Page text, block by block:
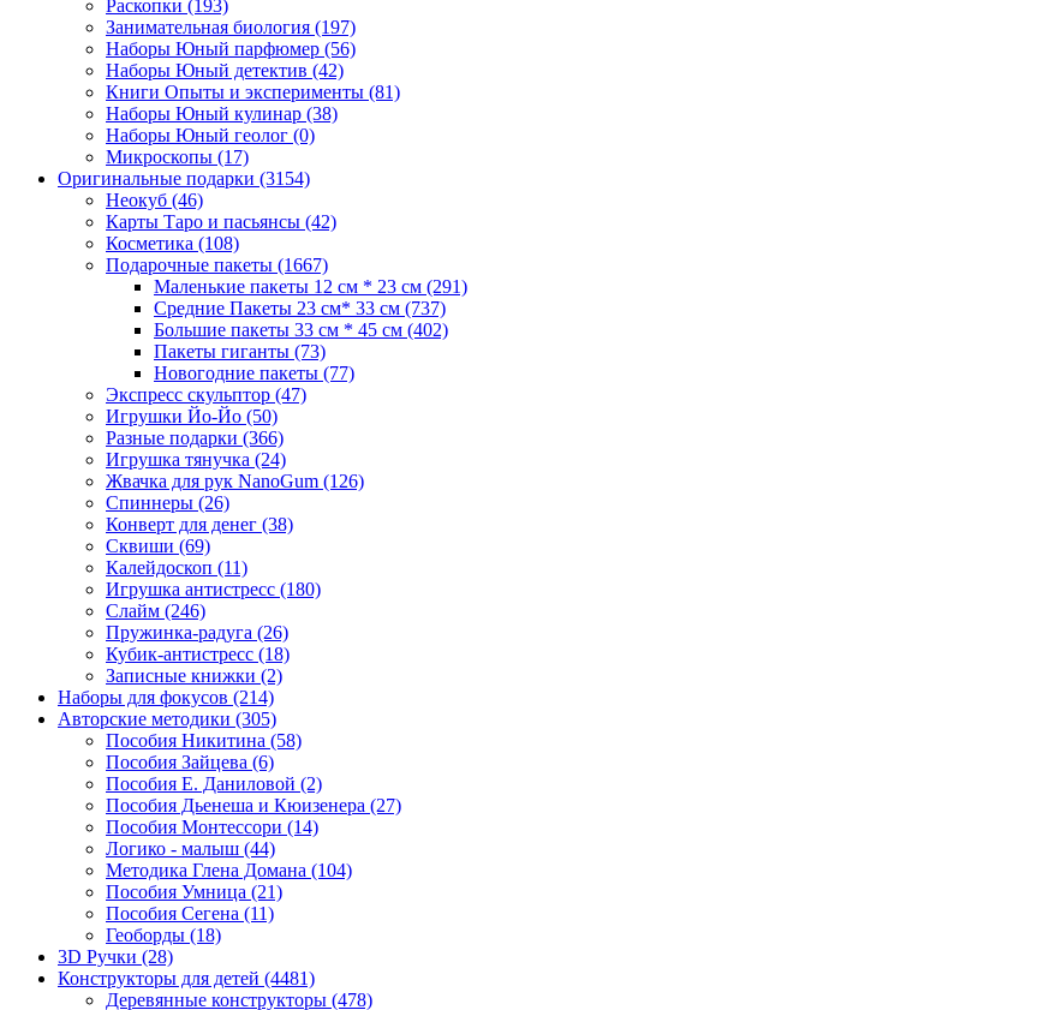
Раскопки (193)
Занимательная биология (197)
Наборы Юный парфюмер (56)
Наборы Юный детектив (42)
Книги Опыты и эксперименты (81)
Наборы Юный кулинар (38)
Наборы Юный геолог (0)
Микроскопы (17)
Оригинальные подарки (3154)
Неокуб (46)
Карты Таро и пасьянсы (42)
Косметика (108)
Подарочные пакеты (1667)
Маленькие пакеты 12 см * 23 см (291)
Средние Пакеты 23 см* 33 см (737)
Большие пакеты 33 см * 45 см (402)
Пакеты гиганты (73)
Новогодние пакеты (77)
Экспресс скульптор (47)
Игрушки Йо-Йо (50)
Разные подарки (366)
Игрушка тянучка (24)
Жвачка для рук NanoGum (126)
Спиннеры (26)
Конверт для денег (38)
Сквиши (69)
Калейдоскоп (11)
Игрушка антистресс (180)
Слайм (246)
Пружинка-радуга (26)
Кубик-антистресс (18)
Записные книжки (2)
Наборы для фокусов (214)
Авторские методики (305)
Пособия Никитина (58)
Пособия Зайцева (6)
Пособия Е. Даниловой (2)
Пособия Дьенеша и Кюизенера (27)
Пособия Монтессори (14)
Логико - малыш (44)
Методика Глена Домана (104)
Пособия Умница (21)
Пособия Сегена (11)
Геоборды (18)
3D Ручки (28)
Конструкторы для детей (4481)
Деревянные конструкторы (478)